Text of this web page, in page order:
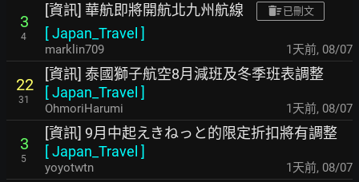
3
4
[資訊] 華航即將開航北九州航線 已刪文
[Japan_Travel ]
marklin709 1天前, 08/07
22
31
[資訊] 泰國獅子航空8月減班及冬季班表調整
[Japan_Travel ]
OhmoriHarumi 1天前, 08/07
3
5
[資訊] 9月中起えきねっと的限定折扣將有調整
[Japan_Travel ]
yoyotwtn 1天前, 08/07